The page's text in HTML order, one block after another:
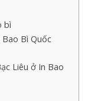
bì
Bì Quốc
Liêu ở In Bao